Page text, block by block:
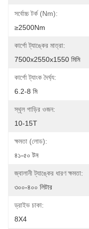
সর্বোচ্চ টর্ক (Nm):
≥2500Nm
কার্গো ট্যাঙ্কের মাত্রা:
7500x2550x1550 মিমি
কার্গো ট্যাংক দৈর্ঘ্য:
6.2-8 মি
স্থূল গাড়ির ওজন:
10-15T
ক্ষমতা (লোড):
৪১-৫০ টন
জ্বালানী ট্যাঙ্কের ধারণ ক্ষমতা:
৩০০-৪০০ লিটার
ড্রাইভ চাকা:
8X4